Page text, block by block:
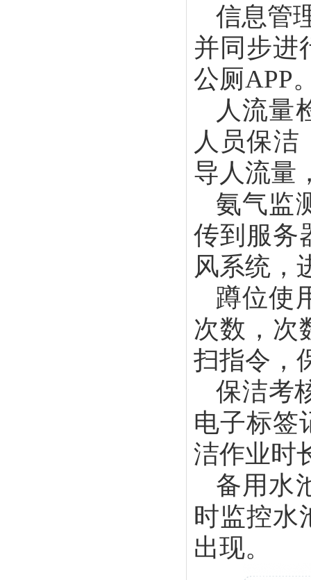
信息管
并同步进
公厕APP
人流量
人员保洁
导人流量
氨气监
传到服务
风系统，
蹲位使
次数，次
扫指令，
保洁考
电子标签
洁作业时
备用水
时监控水
出现。